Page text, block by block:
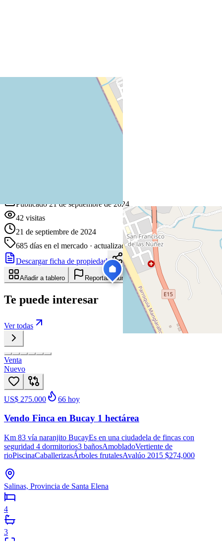
Publicado 21 de septiembre de 2024
42 visitas
21 de septiembre de 2024
685 días en el mercado · actualizado hace 1 días
Descargar ficha de propiedad
Compartir
Añadir a tablero Reportar anuncio
Te puede interesar
Ver todas
Venta
Nuevo
US$ 275.000 66 hoy
Vendo Finca en Bucay 1 hectárea
Km 83 vía naranjito BucayEs en una ciudadela de fincas con
seguridad 4 dormitorios3 bañosAmobladoVertiente de
rioPiscinaCaballerizasÁrboles frutalesAvalúo 2015 $274,000
Salinas, Provincia de Santa Elena
4
3